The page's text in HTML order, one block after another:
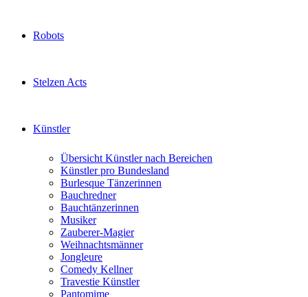
Robots
Stelzen Acts
Künstler
Übersicht Künstler nach Bereichen
Künstler pro Bundesland
Burlesque Tänzerinnen
Bauchredner
Bauchtänzerinnen
Musiker
Zauberer-Magier
Weihnachtsmänner
Jongleure
Comedy Kellner
Travestie Künstler
Pantomime